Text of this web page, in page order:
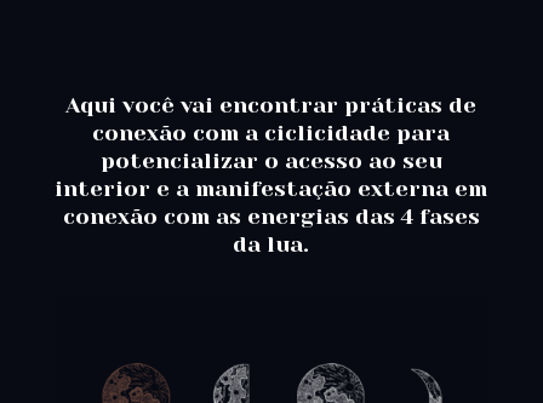
Aqui você vai encontrar práticas de
conexão com a ciclicidade para
potencializar o acesso ao seu
interior e a manifestação externa em
conexão com as energias das 4 fases
da lua.